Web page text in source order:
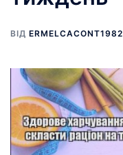
ВІД ERMELCACONT1982